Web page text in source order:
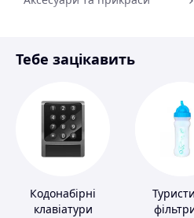
Спорт і відпочинок
Тебе зацікавить
Кодонабірні
клавіатури